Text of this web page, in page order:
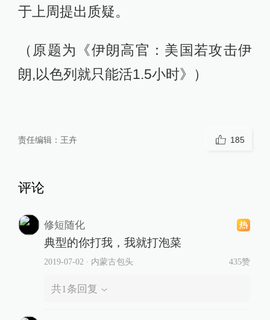
于上周提出质疑。
（原题为《伊朗高官：美国若攻击伊
朗,以色列就只能活1.5小时》）
责任编辑： 王卉 185
评论
修短随化
典型的你打我，我就打泡菜
2019-07-02 ∙ 内蒙古包头 435赞
共1 条回复